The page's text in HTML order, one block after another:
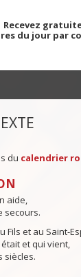
Recevez
du jour par
du calendrier
aide,
secours.
Fils et au Saint-
et qui vient,
siècles.